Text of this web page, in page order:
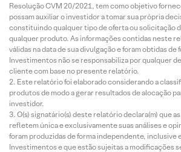
Resolução CVM 20/2021, tem como objetivo
possam auxiliar o investidor a tomar sua própria
constituindo qualquer tipo de oferta ou solicitação
qualquer produto. As informações contidas neste
válidas na data de sua divulgação e foram obtidas de
Investimentos não se responsabiliza por qualquer
cliente com base no presente relatório.
Este relatório foi elaborado considerando a
produtos de modo a gerar resultados de alocação
investidor.
O(s) signatário(s) deste relatório declara(m) que
refletem única e exclusivamente suas análises e
foram produzidas de forma independente, inclusive
Investimentos e que estão sujeitas a modificações